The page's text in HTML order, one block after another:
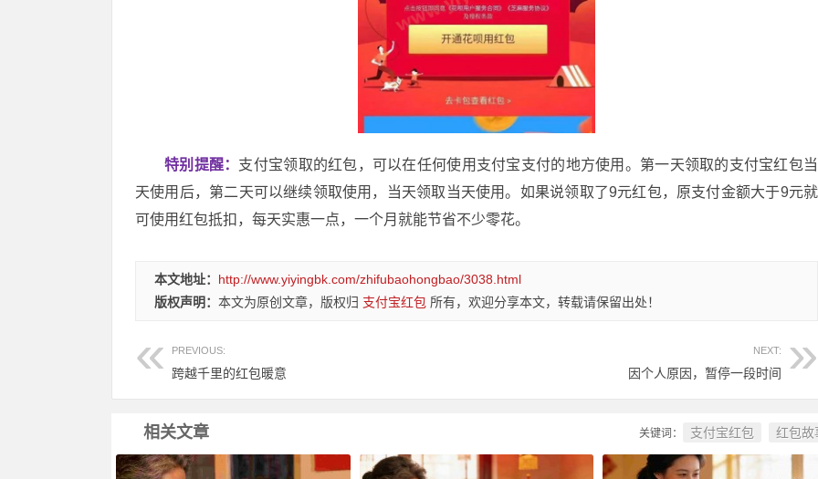
特别提醒： 支付宝领取的红包，可以在任何使用支付宝支付的地方使用。第一天领取的支付宝红包当
天使用后，第二天可以继续领取使用，当天领取当天使用。如果说领取了9元红包，原支付金额大于9元就
可使用红包抵扣，每天实惠一点，一个月就能节省不少零花。
本文地址： http://www.yiyingbk.com/zhifubaohongbao/3038.html
版权声明： 本文为原创文章，版权归 支付宝红包 所有，欢迎分享本文，转载请保留出处！
PREVIOUS:
跨越千里的红包暖意
NEXT:
因个人原因，暂停一段时间
相关文章 关键词： 支付宝红包 红包故